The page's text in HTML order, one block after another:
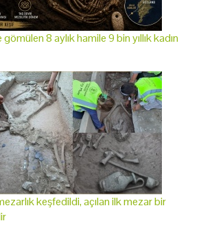
8 aylık hamile 9 bin yıllık kadın
keşfedildi, açılan ilk mezar bir